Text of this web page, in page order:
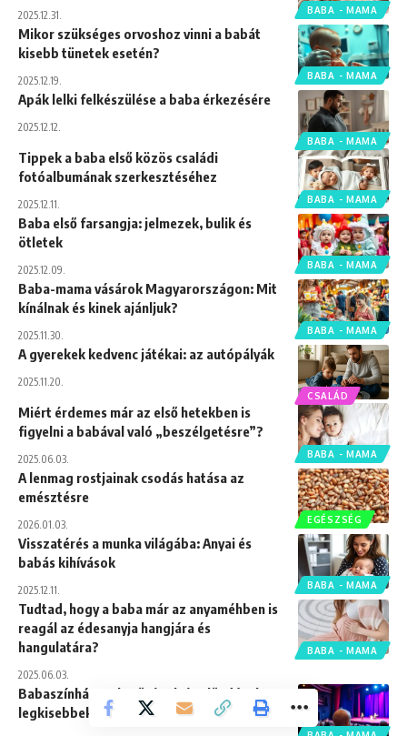
BABA - MAMA
2025.12.31.
BABA - MAMA
Mikor szükséges orvoshoz vinni a babát
kisebb tünetek esetén?
2025.12.19.
BABA - MAMA
Apák lelki felkészülése a baba érkezésére
2025.12.12.
BABA - MAMA
Tippek a baba első közös családi
fotóalbumának szerkesztéséhez
2025.12.11.
BABA - MAMA
Baba első farsangja: jelmezek, bulik és
ötletek
2025.12.09.
BABA - MAMA
Baba-mama vásárok Magyarországon: Mit
kínálnak és kinek ajánljuk?
2025.11.30.
CSALÁD
A gyerekek kedvenc játékai: az autópályák
2025.11.20.
BABA - MAMA
Miért érdemes már az első hetekben is
figyelni a babával való „beszélgetésre”?
2025.06.03.
EGÉSZSÉG
A lenmag rostjainak csodás hatása az
emésztésre
2026.01.03.
BABA - MAMA
Visszatérés a munka világába: Anyai és
babás kihívások
2025.12.11.
BABA - MAMA
Tudtad, hogy a baba már az anyaméhben is
reagál az édesanyja hangjára és
hangulatára?
2025.06.03.
Babaszínház: Lehetőségek és előadások a
legkisebbeknek